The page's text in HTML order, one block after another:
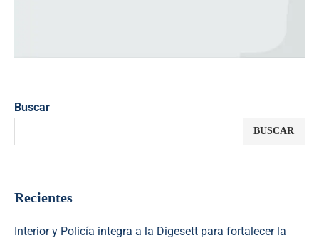
Buscar
BUSCAR
Recientes
Interior y Policía integra a la Digesett para fortalecer la